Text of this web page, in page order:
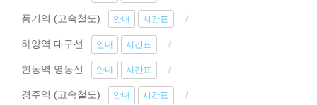
풍기역 (고속철도) 안내 시간표
하양역 대구선 안내 시간표
현동역 영동선 안내 시간표
경주역 (고속철도) 안내 시간표